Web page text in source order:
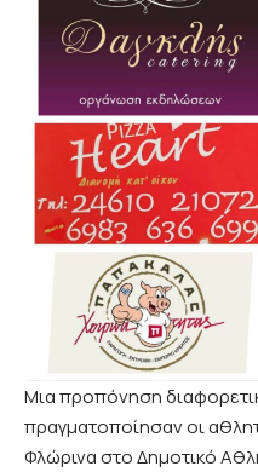
Μια προπόνηση
πραγματοποίησαν οι
Φλώρινα στο Δημοτικό